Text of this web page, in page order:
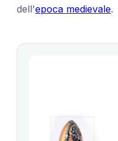
dell'epoca medievale.